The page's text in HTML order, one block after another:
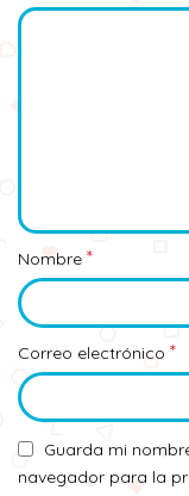
Nombre *
Correo electrónico *
Guarda mi
navegador para la